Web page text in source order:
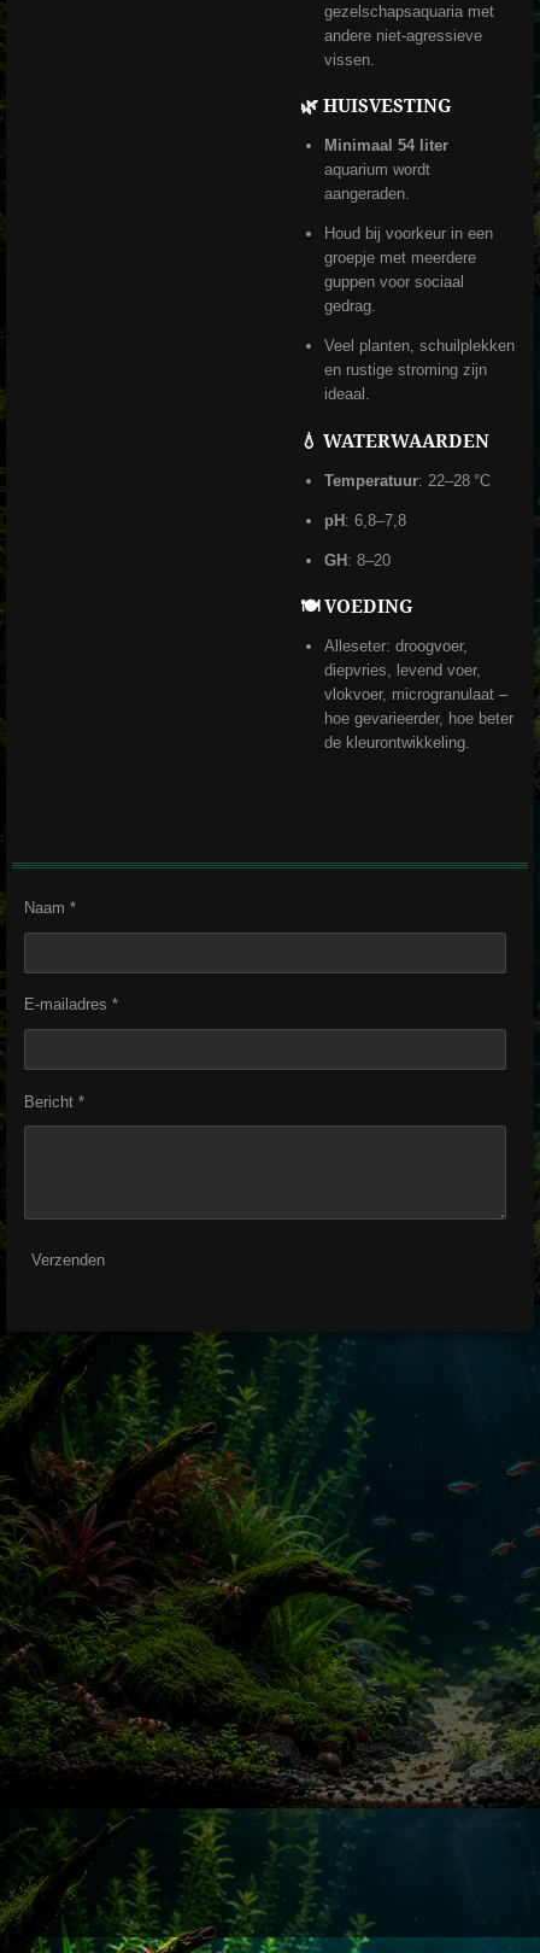
gezelschapsaquaria met
andere niet-agressieve
vissen.
🌿 HUISVESTING
Minimaal 54 liter
aquarium wordt
aangeraden.
Houd bij voorkeur in een
groepje met meerdere
guppen voor sociaal
gedrag.
Veel planten, schuilplekken
en rustige stroming zijn
ideaal.
💧 WATERWAARDEN
Temperatuur: 22–28 °C
pH : 6,8–7,8
GH : 8–20
🍽️ VOEDING
Alleseter: droogvoer,
diepvries, levend voer,
vlokvoer, microgranulaat –
hoe gevarieerder, hoe beter
de kleurontwikkeling.
Naam *
E-mailadres *
Bericht *
Verzenden